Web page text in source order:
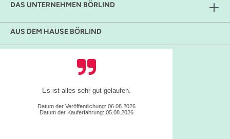
DAS UNTERNEHMEN BÖRLIND
AUS DEM HAUSE BÖRLIND
Einfache Handhabung gute Übersicht, tolle
Julia B., Eschbronn